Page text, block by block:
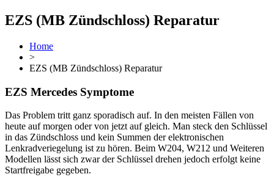
EZS (MB Zündschloss) Reparatur
Home
>
EZS (MB Zündschloss) Reparatur
EZS Mercedes Symptome
Das Problem tritt ganz sporadisch auf. In den meisten Fällen von
heute auf morgen oder von jetzt auf gleich. Man steck den Schlüssel
in das Zündschloss und kein Summen der elektronischen
Lenkradveriegelung ist zu hören. Beim W204, W212 und Weiteren
Modellen lässt sich zwar der Schlüssel drehen jedoch erfolgt keine
Startfreigabe gegeben.